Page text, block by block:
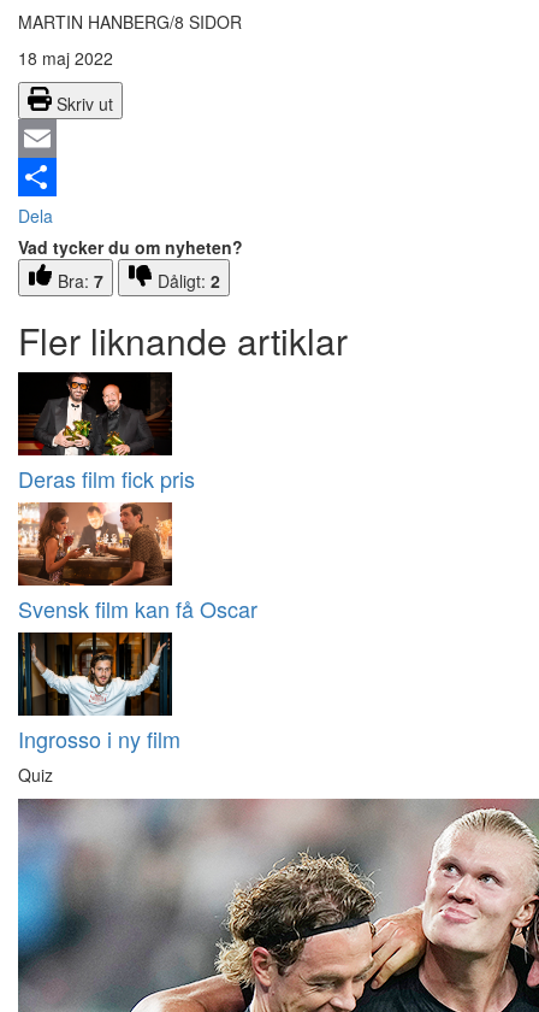
MARTIN HANBERG/8 SIDOR
18 maj 2022
Skriv ut
Email
Dela
Vad tycker du om nyheten?
Bra: 7 Dåligt: 2
Fler liknande artiklar
Deras film fick pris
Svensk film kan få Oscar
Ingrosso i ny film
Quiz